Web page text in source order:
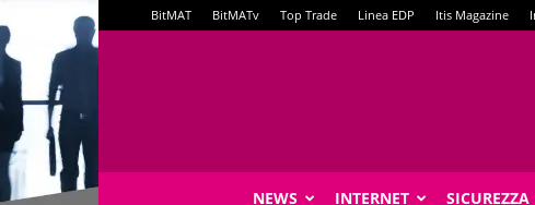
BitMAT BitMATv Top Trade Linea EDP Itis Magazine
NEWS INTERNET SICUREZZA